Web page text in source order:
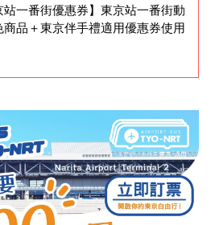
站一番街優惠券】東京站一番街動
商品＋東京伴手禮適用優惠券使用